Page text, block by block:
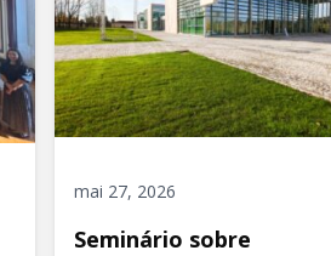
mai 27, 2026
Seminário sobre